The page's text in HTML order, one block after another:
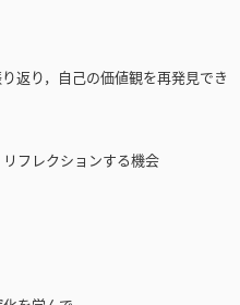
返り，自己の価値観を再発見でき
フレクションする機会